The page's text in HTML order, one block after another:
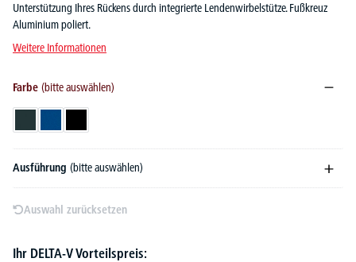
Unterstützung Ihres Rückens durch integrierte Lendenwirbelstütze. Fußkreuz
Aluminium poliert.
Weitere Informationen
Farbe (bitte auswählen)
Ausführung (bitte auswählen)
Auswahl zurücksetzen
Ihr DELTA-V Vorteilspreis: